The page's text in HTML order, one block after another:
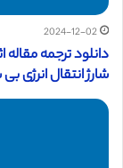
2024-12-02
دانلود ترجمه
شارژ انتقال انرژی بی